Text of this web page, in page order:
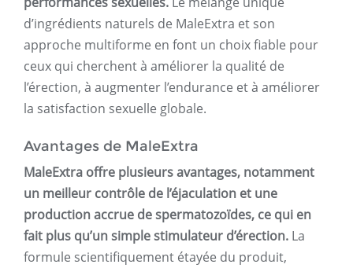
d’ingrédients naturels de MaleExtra et son
approche multiforme en font un choix fiable pour
ceux qui cherchent à améliorer la qualité de
l’érection, à augmenter l’endurance et à améliorer
la satisfaction sexuelle globale.
Avantages de MaleExtra
MaleExtra offre plusieurs avantages, notamment
un meilleur contrôle de l’éjaculation et une
production accrue de spermatozoïdes, ce qui en
fait plus qu’un simple stimulateur d’érection. La
formule scientifiquement étayée du produit,